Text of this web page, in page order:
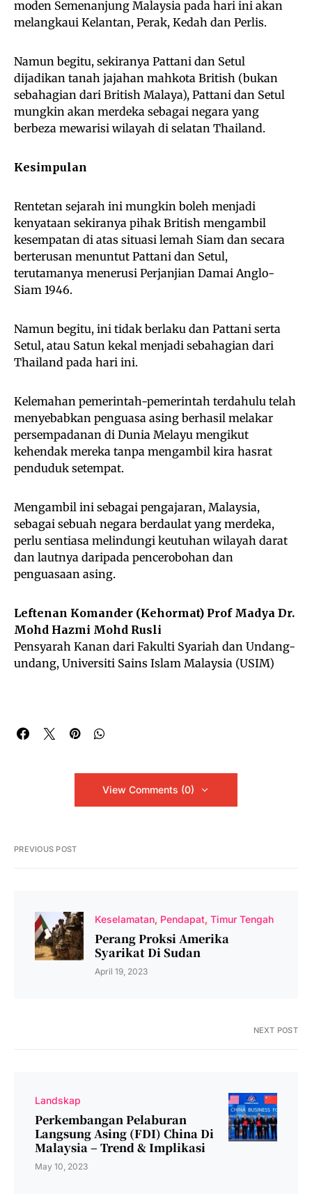
moden Semenanjung Malaysia pada hari ini akan
melangkaui Kelantan, Perak, Kedah dan Perlis.
Namun begitu, sekiranya Pattani dan Setul
dijadikan tanah jajahan mahkota British (bukan
sebahagian dari British Malaya), Pattani dan Setul
mungkin akan merdeka sebagai negara yang
berbeza mewarisi wilayah di selatan Thailand.
Kesimpulan
Rentetan sejarah ini mungkin boleh menjadi
kenyataan sekiranya pihak British mengambil
kesempatan di atas situasi lemah Siam dan secara
berterusan menuntut Pattani dan Setul,
terutamanya menerusi Perjanjian Damai Anglo-
Siam 1946.
Namun begitu, ini tidak berlaku dan Pattani serta
Setul, atau Satun kekal menjadi sebahagian dari
Thailand pada hari ini.
Kelemahan pemerintah-pemerintah terdahulu telah
menyebabkan penguasa asing berhasil melakar
persempadanan di Dunia Melayu mengikut
kehendak mereka tanpa mengambil kira hasrat
penduduk setempat.
Mengambil ini sebagai pengajaran, Malaysia,
sebagai sebuah negara berdaulat yang merdeka,
perlu sentiasa melindungi keutuhan wilayah darat
dan lautnya daripada pencerobohan dan
penguasaan asing.
Leftenan Komander (Kehormat) Prof Madya Dr.
Mohd Hazmi Mohd Rusli
Pensyarah Kanan dari Fakulti Syariah dan Undang-
undang, Universiti Sains Islam Malaysia (USIM)
View Comments (0)
PREVIOUS POST
Keselamatan Pendapat Timur Tengah
Perang Proksi Amerika
Syarikat Di Sudan
April 19, 2023
NEXT POST
Landskap
Perkembangan Pelaburan
Langsung Asing (FDI) China Di
Malaysia – Trend & Implikasi
May 10, 2023